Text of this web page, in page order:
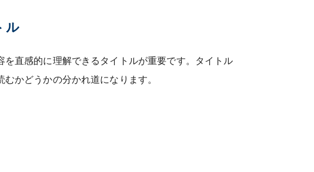
ル
直感的に理解できるタイトルが重要です。タイトル
かどうかの分かれ道になります。